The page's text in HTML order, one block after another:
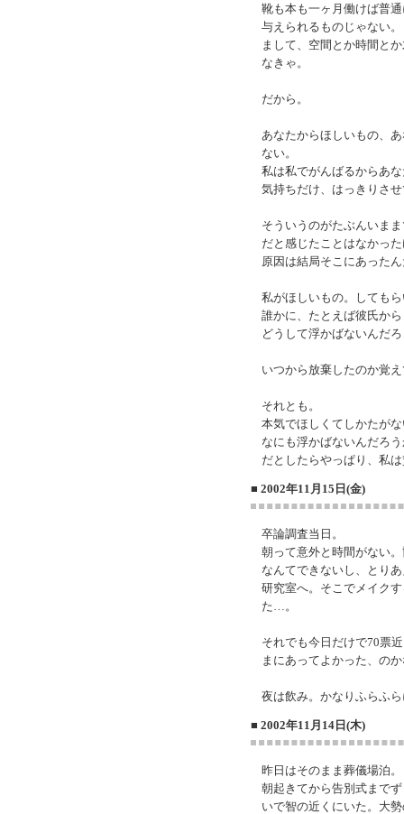
靴も本も一ヶ月働けば普
与えられるものじゃない。
まして、空間とか時間と
なきゃ。
だから。
あなたからほしいもの、
ない。
私は私でがんばるからあ
気持ちだけ、はっきりさ
そういうのがたぶんいま
だと感じたことはなかっ
原因は結局そこにあった
私がほしいもの。しても
誰かに、たとえば彼氏か
どうして浮かばないんだ
いつから放棄したのか覚
それとも。
本気でほしくてしかたが
なにも浮かばないんだろ
だとしたらやっぱり、私
■ 2002年11月15日(金)
卒論調査当日。
朝って意外と時間がない
なんてできないし、とり
研究室へ。そこでメイク
た…。
それでも今日だけで70票
まにあってよかった、の
夜は飲み。かなりふらふ
■ 2002年11月14日(木)
昨日はそのまま葬儀場泊。
朝起きてから告別式まで
いで智の近くにいた。大